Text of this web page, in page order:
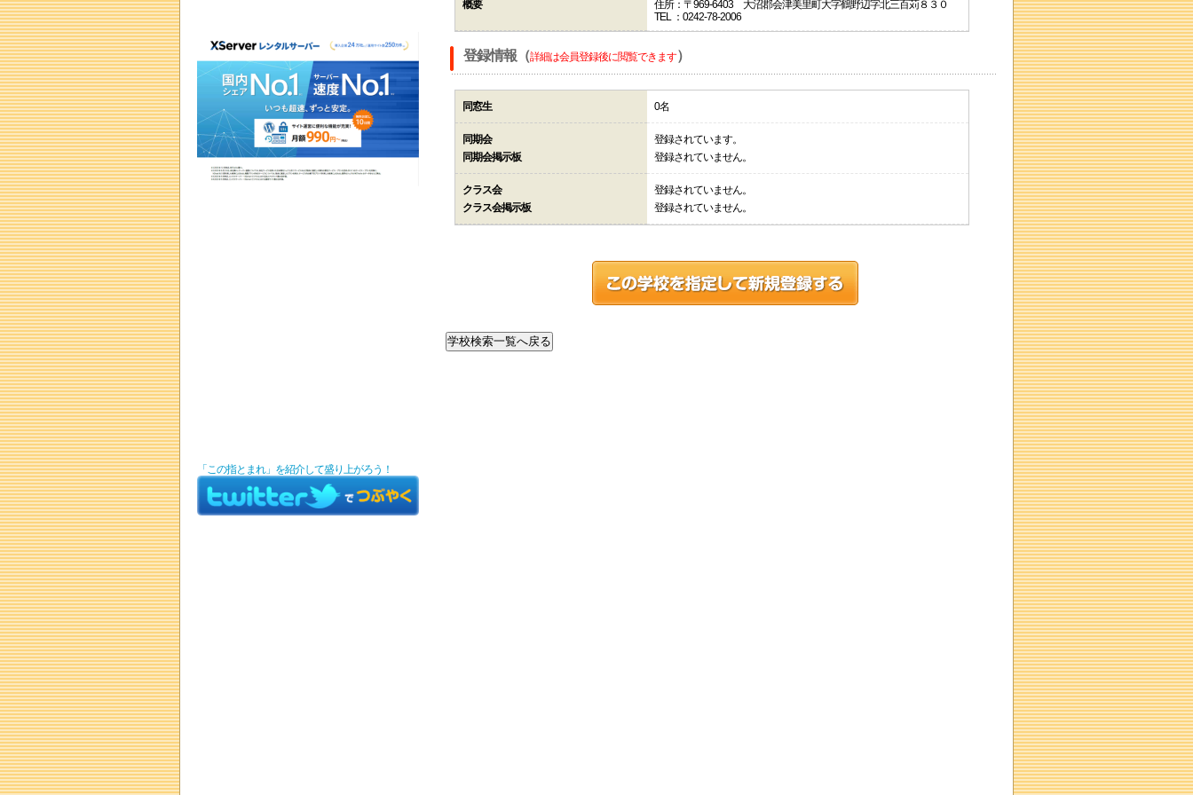
概要
住所：〒969-6403 大沼郡会津美里町大字鶴野辺字北三百苅８３０
TEL ：0242-78-2006
登録情報（詳細は会員登録後に閲覧できます）
同窓生 0名
同期会
同期会掲示板
登録されています。
登録されていません。
クラス会
クラス会掲示板
登録されていません。
登録されていません。
「この指とまれ」を紹介して盛り上がろう！